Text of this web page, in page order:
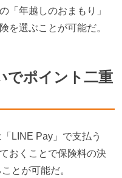
「年越しのおまもり」
を選ぶことが可能だ。
でポイント二重
LINE Pay」で支払う
おくことで保険料の決
とが可能だ。